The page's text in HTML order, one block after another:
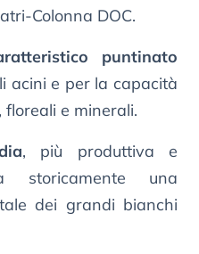
Colonna DOC.
puntinato
acini e per la capacità
e minerali.
, più produttiva e
storicamente una
dei grandi bianchi